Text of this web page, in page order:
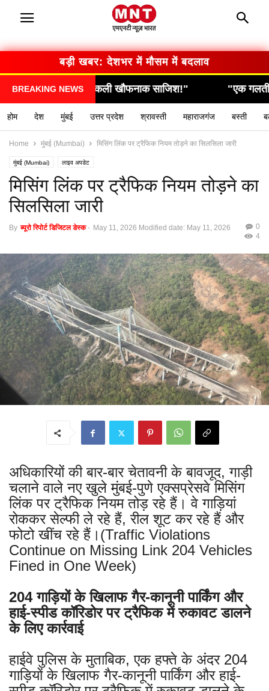
बड़ी खबर: देशभर में मौसम में बदलाव
BREAKING NEWS
खौफनाक साजिश!" "एक गलती और सब कुछ खत्म…
होम देश मुंबई उत्तर प्रदेश श्रावस्ती महाराजगंज बस्ती
Home मुंबई (Mumbai) मिसिंग लिंक पर ट्रैफिक नियम तोड़ने का सिलसिला जारी
मुंबई (Mumbai) लाइव अपडेट
मिसिंग लिंक पर ट्रैफिक नियम तोड़ने का
सिलसिला जारी
By ब्यूरो रिपोर्ट डिजिटल डेस्क - May 11, 2026 Modified date: May 11, 2026
0
4
अधिकारियों की बार-बार चेतावनी के बावजूद, गाड़ी
चलाने वाले नए खुले मुंबई-पुणे एक्सप्रेसवे मिसिंग
लिंक पर ट्रैफिक नियम तोड़ रहे हैं। वे गाड़ियां
रोककर सेल्फी ले रहे हैं, रील शूट कर रहे हैं और
फोटो खींच रहे हैं।(Traffic Violations
Continue on Missing Link 204 Vehicles
Fined in One Week)
204 गाड़ियों के खिलाफ गैर-कानूनी पार्किंग और
हाई-स्पीड कॉरिडोर पर ट्रैफिक में रुकावट डालने
के लिए कार्रवाई
हाईवे पुलिस के मुताबिक, एक हफ्ते के अंदर 204
गाड़ियों के खिलाफ गैर-कानूनी पार्किंग और हाई-